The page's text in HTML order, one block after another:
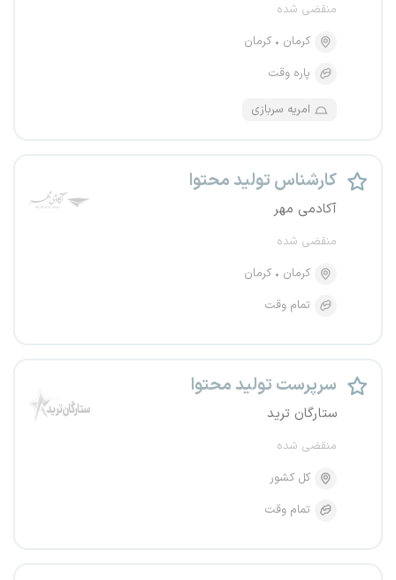
منقضی شده
کرمان
کرمان
پاره وقت
امریه سربازی
کارشناس تولید محتوا
آکادمی مهر
منقضی شده
کرمان
کرمان
تمام وقت
سرپرست تولید محتوا
ستارگان ترید
منقضی شده
کل کشور
تمام وقت